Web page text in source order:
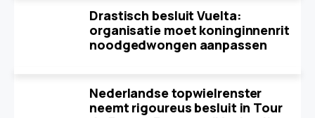
Drastisch besluit Vuelta:
organisatie moet koninginnenrit
noodgedwongen aanpassen
Nederlandse topwielrenster
neemt rigoureus besluit in Tour